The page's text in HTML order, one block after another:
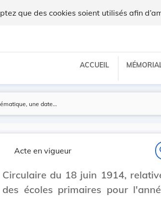
que des cookies soient utilisés afin
ACCUEIL
Acte en vigueur
Circulaire du 18 juin 1914,
des écoles primaires pour